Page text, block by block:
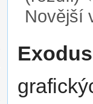
Novější
Exodus